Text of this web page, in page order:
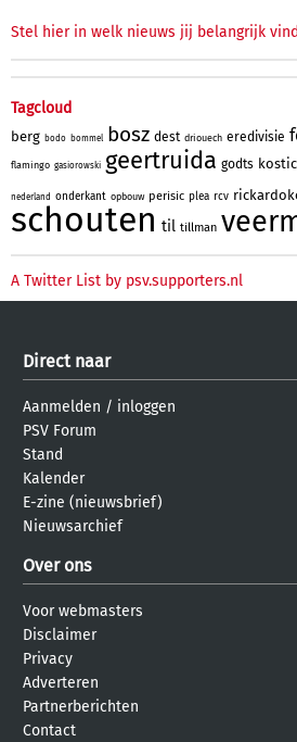
Stel hier in welk nieuws jij belangrijk
Tagcloud
berg bodo bommel bosz dest driouech eredivisie
flamingo gasiorowski geertruida godts kostic
nederland onderkant opbouw perisic plea rcv
schouten til tillman
A Twitter List by psv.supporters.nl
Direct naar
Aanmelden / inloggen
PSV Forum
Stand
Kalender
E-zine (nieuwsbrief)
Nieuwsarchief
Over ons
Voor webmasters
Disclaimer
Privacy
Adverteren
Partnerberichten
Contact